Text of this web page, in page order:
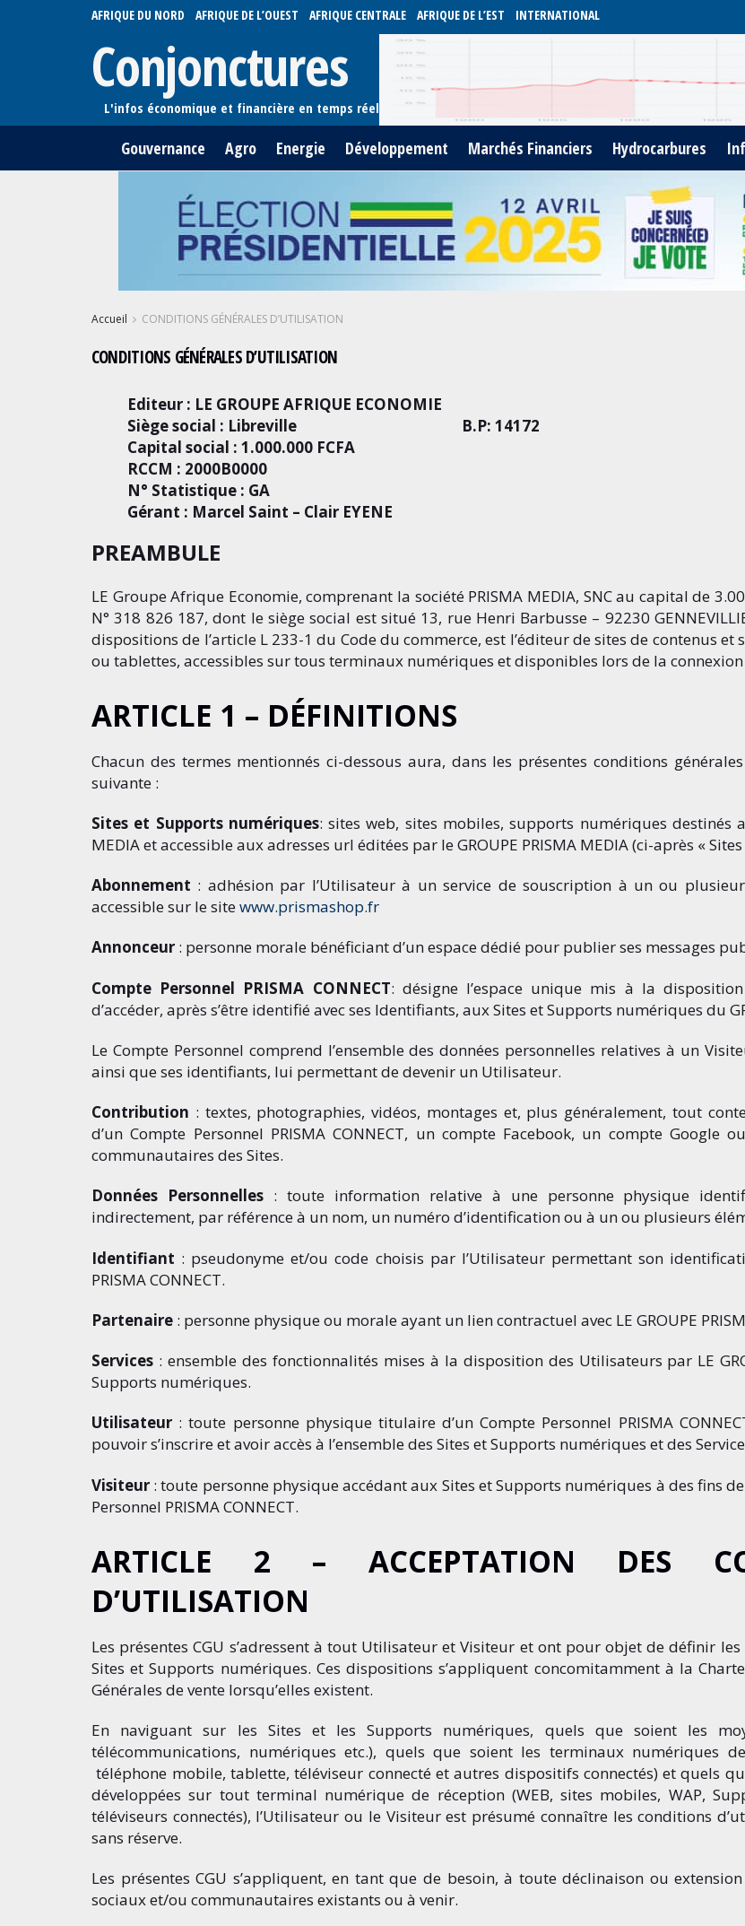
AFRIQUE DU NORD AFRIQUE DE L’OUEST AFRIQUE CENTRALE AFRIQUE DE L’EST INTERNATIONAL
Conjonctures
Gouvernance Agro Energie Développement Marchés Financiers Hydrocarbures
Accueil CONDITIONS GÉNÉRALES D’UTILISATION
CONDITIONS GÉNÉRALES D’UTILISATION
Editeur : LE GROUPE AFRIQUE ECONOMIE
Siège social : Libreville B.P: 14172
Capital social : 1.000.000 FCFA
RCCM : 2000B0000
N° Statistique : GA
Gérant : Marcel Saint – Clair EYENE
PREAMBULE
LE Groupe Afrique Economie, comprenant la société PRISMA MEDIA, SNC au capital de
N° 318 826 187, dont le siège social est situé 13, rue Henri Barbusse – 92230
dispositions de l’article L 233-1 du Code du commerce, est l’éditeur de sites de contenus
ou tablettes, accessibles sur tous terminaux numériques et disponibles lors de la
ARTICLE 1 – DÉFINITIONS
Chacun des termes mentionnés ci-dessous aura, dans les présentes conditions
suivante :
Sites et Supports numériques: sites web, sites mobiles, supports numériques destinés
MEDIA et accessible aux adresses url éditées par le GROUPE PRISMA MEDIA (ci-après «
Abonnement : adhésion par l’Utilisateur à un service de souscription à un ou
accessible sur le sitewww.prismashop.fr
Annonceur : personne morale bénéficiant d’un espace dédié pour publier ses messages
Compte Personnel PRISMA CONNECT: désigne l’espace unique mis à la
d’accéder, après s’être identifié avec ses Identifiants, aux Sites et Supports numériques du
Le Compte Personnel comprend l’ensemble des données personnelles relatives à un
ainsi que ses identifiants, lui permettant de devenir un Utilisateur.
Contribution : textes, photographies, vidéos, montages et, plus généralement, tout
d’un Compte Personnel PRISMA CONNECT, un compte Facebook, un compte
communautaires des Sites.
Données Personnelles: toute information relative à une personne physique
indirectement, par référence à un nom, un numéro d’identification ou à un ou plusieurs
Identifiant : pseudonyme et/ou code choisis par l’Utilisateur permettant son
PRISMA CONNECT.
Partenaire : personne physique ou morale ayant un lien contractuel avec LE GROUPE
Services : ensemble des fonctionnalités mises à la disposition des Utilisateurs par LE
Supports numériques.
Utilisateur : toute personne physique titulaire d’un Compte Personnel PRISMA
pouvoir s’inscrire et avoir accès à l’ensemble des Sites et Supports numériques et des
Visiteur : toute personne physique accédant aux Sites et Supports numériques à des fins
Personnel PRISMA CONNECT.
ARTICLE 2 – ACCEPTATION DES
D’UTILISATION
Les présentes CGU s’adressent à tout Utilisateur et Visiteur et ont pour objet de définir
Sites et Supports numériques. Ces dispositions s’appliquent concomitamment à la
Générales de vente lorsqu’elles existent.
En naviguant sur les Sites et les Supports numériques, quels que soient les
télécommunications, numériques etc.), quels que soient les terminaux numériques
téléphone mobile, tablette, téléviseur connecté et autres dispositifs connectés) et quels
développées sur tout terminal numérique de réception (WEB, sites mobiles, WAP,
téléviseurs connectés), l’Utilisateur ou le Visiteur est présumé connaître les conditions
sans réserve.
Les présentes CGU s’appliquent, en tant que de besoin, à toute déclinaison ou
sociaux et/ou communautaires existants ou à venir.